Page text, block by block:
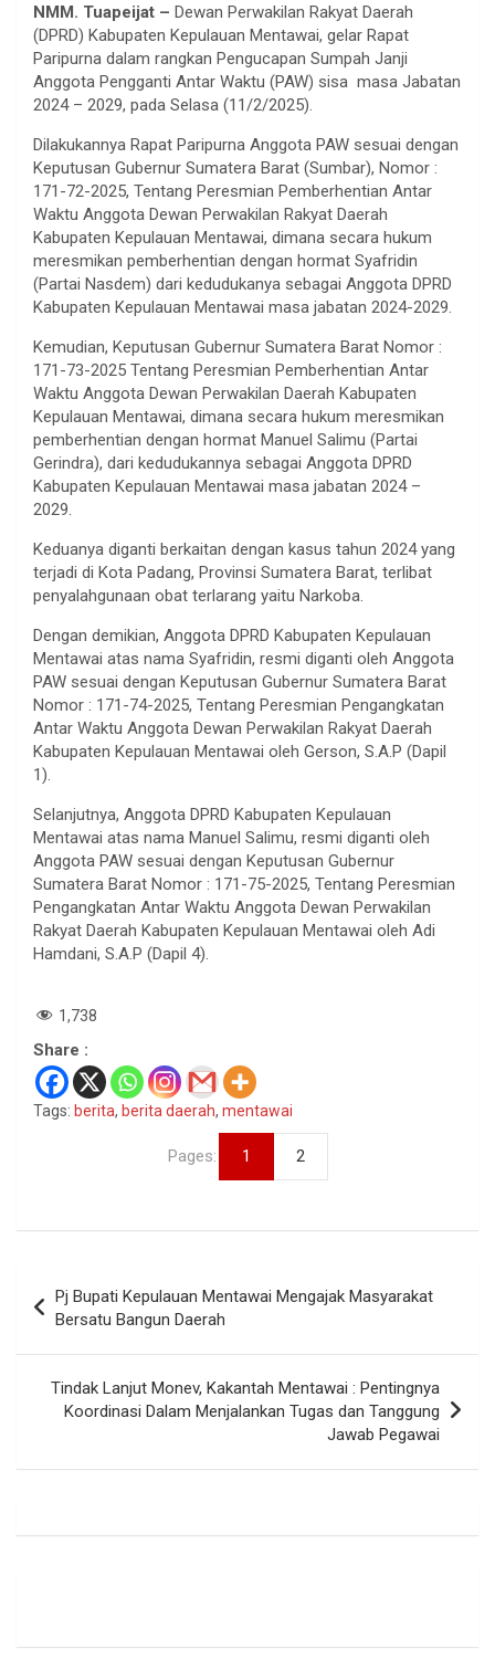
NMM. Tuapeijat – Dewan Perwakilan Rakyat Daerah
(DPRD) Kabupaten Kepulauan Mentawai, gelar Rapat
Paripurna dalam rangkan Pengucapan Sumpah Janji
Anggota Pengganti Antar Waktu (PAW) sisa masa Jabatan
2024 – 2029, pada Selasa (11/2/2025).
Dilakukannya Rapat Paripurna Anggota PAW sesuai dengan
Keputusan Gubernur Sumatera Barat (Sumbar), Nomor :
171-72-2025, Tentang Peresmian Pemberhentian Antar
Waktu Anggota Dewan Perwakilan Rakyat Daerah
Kabupaten Kepulauan Mentawai, dimana secara hukum
meresmikan pemberhentian dengan hormat Syafridin
(Partai Nasdem) dari kedudukanya sebagai Anggota DPRD
Kabupaten Kepulauan Mentawai masa jabatan 2024-2029.
Kemudian, Keputusan Gubernur Sumatera Barat Nomor :
171-73-2025 Tentang Peresmian Pemberhentian Antar
Waktu Anggota Dewan Perwakilan Daerah Kabupaten
Kepulauan Mentawai, dimana secara hukum meresmikan
pemberhentian dengan hormat Manuel Salimu (Partai
Gerindra), dari kedudukannya sebagai Anggota DPRD
Kabupaten Kepulauan Mentawai masa jabatan 2024 –
2029.
Keduanya diganti berkaitan dengan kasus tahun 2024 yang
terjadi di Kota Padang, Provinsi Sumatera Barat, terlibat
penyalahgunaan obat terlarang yaitu Narkoba.
Dengan demikian, Anggota DPRD Kabupaten Kepulauan
Mentawai atas nama Syafridin, resmi diganti oleh Anggota
PAW sesuai dengan Keputusan Gubernur Sumatera Barat
Nomor : 171-74-2025, Tentang Peresmian Pengangkatan
Antar Waktu Anggota Dewan Perwakilan Rakyat Daerah
Kabupaten Kepulauan Mentawai oleh Gerson, S.A.P (Dapil
1).
Selanjutnya, Anggota DPRD Kabupaten Kepulauan
Mentawai atas nama Manuel Salimu, resmi diganti oleh
Anggota PAW sesuai dengan Keputusan Gubernur
Sumatera Barat Nomor : 171-75-2025, Tentang Peresmian
Pengangkatan Antar Waktu Anggota Dewan Perwakilan
Rakyat Daerah Kabupaten Kepulauan Mentawai oleh Adi
Hamdani, S.A.P (Dapil 4).
1,738
Share :
Tags: berita, berita daerah, mentawai
Pages: 1 2
pos
Pj Bupati Kepulauan Mentawai Mengajak Masyarakat
Bersatu Bangun Daerah
Tindak Lanjut Monev, Kakantah Mentawai : Pentingnya
Koordinasi Dalam Menjalankan Tugas dan Tanggung
Jawab Pegawai